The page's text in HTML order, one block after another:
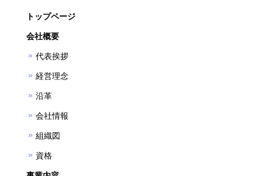
トップページ
会社概要
代表挨拶
経営理念
沿革
会社情報
組織図
資格